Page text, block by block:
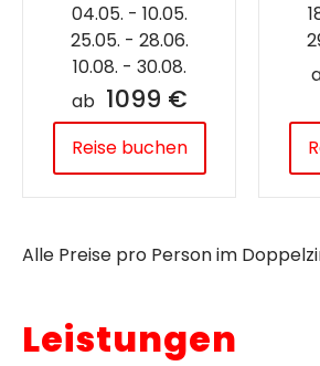
04.05. - 10.05.
25.05. - 28.06.
10.08. - 30.08.
ab 1099 €
Reise buchen
Alle Preise pro Person im
Leistungen